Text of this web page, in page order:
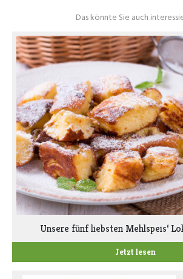
Das könnte Sie auch
Unsere fünf liebsten Mehlspeis‘
Jetzt lesen